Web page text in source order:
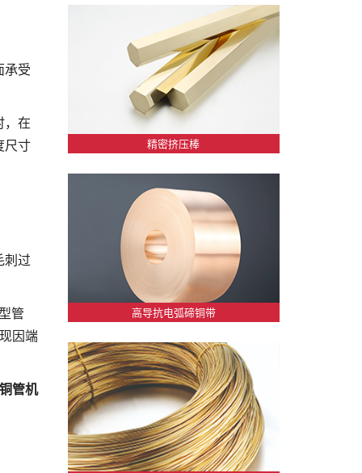
承受
，在
尺寸
刺过
管
因端
管机
精密挤压棒
高导抗电弧碲铜带